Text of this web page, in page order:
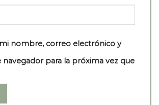
nombre, correo electrónico y
para la próxima vez que